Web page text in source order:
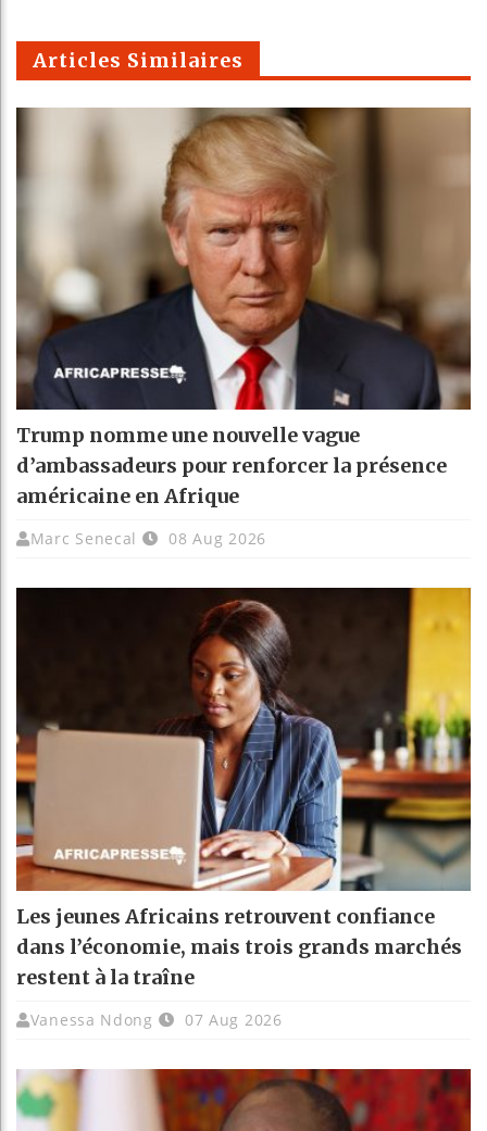
m
Articles Similaires
Trump nomme une nouvelle vague
d’ambassadeurs pour renforcer la présence
américaine en Afrique
Marc Senecal 08 Aug 2026
Les jeunes Africains retrouvent confiance
dans l’économie, mais trois grands marchés
restent à la traîne
Vanessa Ndong 07 Aug 2026